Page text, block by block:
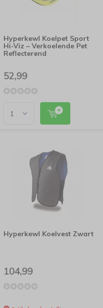
Hyperkewl Koelpet Sport
Hi-Viz – Verkoelende Pet
Reflecterend
52,99
Hyperkewl Koelvest Zwart
104,99